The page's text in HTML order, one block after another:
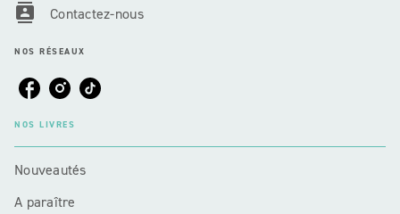
contacts Contactez-nous
NOS RÉSEAUX
NOS LIVRES
Nouveautés
A paraître